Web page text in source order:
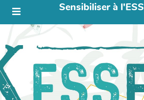
Sensibiliser à l'ESS